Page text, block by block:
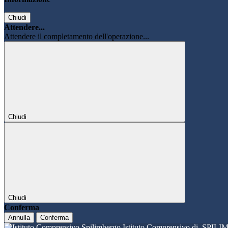
Chiudi
Attendere...
Attendere il completamento dell'operazione...
Chiudi
Chiudi
Conferma
Annulla Conferma